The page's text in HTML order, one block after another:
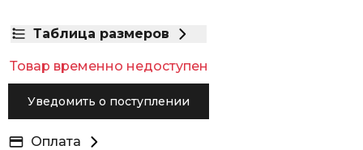
Таблица размеров
Товар временно недоступен
Уведомить о поступлении
Оплата